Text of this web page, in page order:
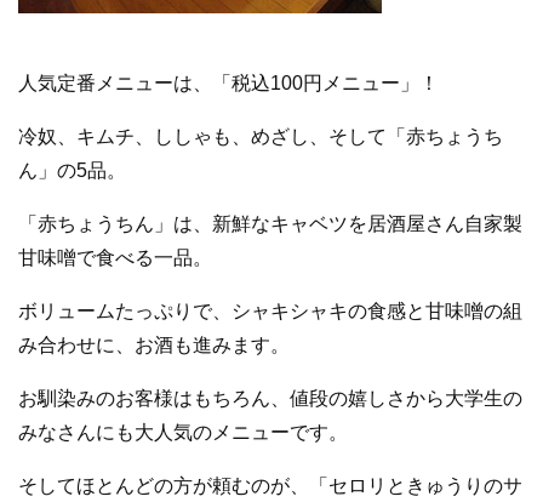
人気定番メニューは、「税込100円メニュー」！
冷奴、キムチ、ししゃも、めざし、そして「赤ちょうち
ん」の5品。
「赤ちょうちん」は、新鮮なキャベツを居酒屋さん自家製
甘味噌で食べる一品。
ボリュームたっぷりで、シャキシャキの食感と甘味噌の組
み合わせに、お酒も進みます。
お馴染みのお客様はもちろん、値段の嬉しさから大学生の
みなさんにも大人気のメニューです。
そしてほとんどの方が頼むのが、「セロリときゅうりのサ